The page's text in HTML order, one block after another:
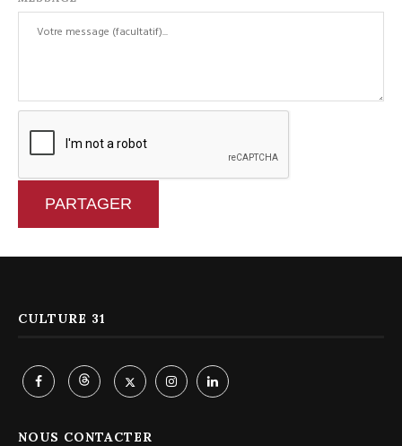
PARTAGER
CULTURE 31
NOUS CONTACTER